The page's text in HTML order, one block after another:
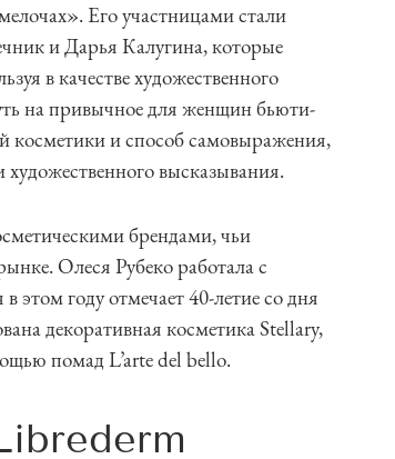
Его участницами стали
и Дарья Калугина, которые
в качестве художественного
на привычное для женщин бьюти-
косметики и способ самовыражения,
художественного высказывания.
брендами, чьи
Олеся Рубеко работала с
этом году отмечает 40-летие со дня
декоративная косметика Stellary,
помад L’arte del bello.